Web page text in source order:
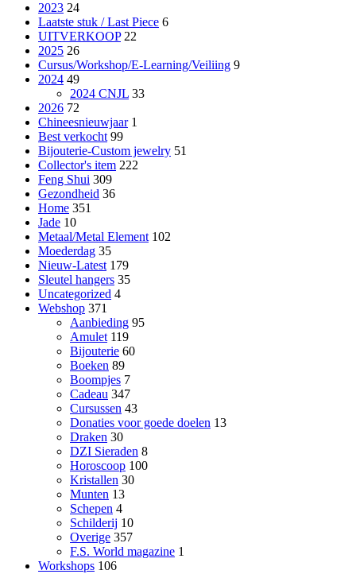
2023 24
Laatste stuk / Last Piece 6
UITVERKOOP 22
2025 26
Cursus/Workshop/E-Learning/Veiliing 9
2024 49
2024 CNJL 33
2026 72
Chineesnieuwjaar 1
Best verkocht 99
Bijouterie-Custom jewelry 51
Collector's item 222
Feng Shui 309
Gezondheid 36
Home 351
Jade 10
Metaal/Metal Element 102
Moederdag 35
Nieuw-Latest 179
Sleutel hangers 35
Uncategorized 4
Webshop 371
Aanbieding 95
Amulet 119
Bijouterie 60
Boeken 89
Boompjes 7
Cadeau 347
Cursussen 43
Donaties voor goede doelen 13
Draken 30
DZI Sieraden 8
Horoscoop 100
Kristallen 30
Munten 13
Schepen 4
Schilderij 10
Overige 357
F.S. World magazine 1
Workshops 106